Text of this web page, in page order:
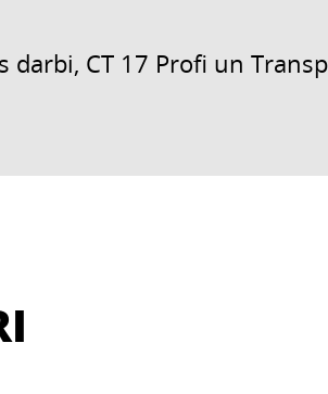
CT 17 Profi un